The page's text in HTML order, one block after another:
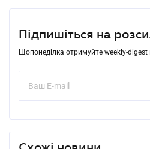
Підпишіться на
Щопонеділка отримуйте weekly-digest